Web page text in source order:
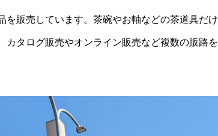
販売しています。茶碗やお軸などの茶道具だけ
タログ販売やオンライン販売など複数の販路を